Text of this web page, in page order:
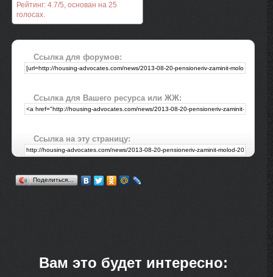
Рейтинг: 4.7/5, основан на 25
голосах.
Ссылка для форумов:
Ссылка для Вашего ресурса или ЖЖ:
Ссылка на эту страницу:
Поделиться…
Вам это будет интересно: